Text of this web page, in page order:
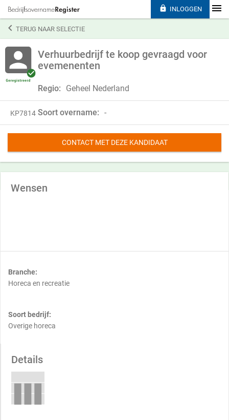
TERUG NAAR SELECTIE
Verhuurbedrijf te koop gevraagd voor
evemenenten
Regio: Geheel Nederland
KP7814 Soort overname: -
CONTACT MET DEZE KANDIDAAT
Wensen
Branche:
Horeca en recreatie
Soort bedrijf:
Overige horeca
Details
 INLOGGEN